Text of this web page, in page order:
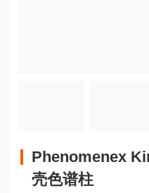
Phenomenex
壳色谱柱